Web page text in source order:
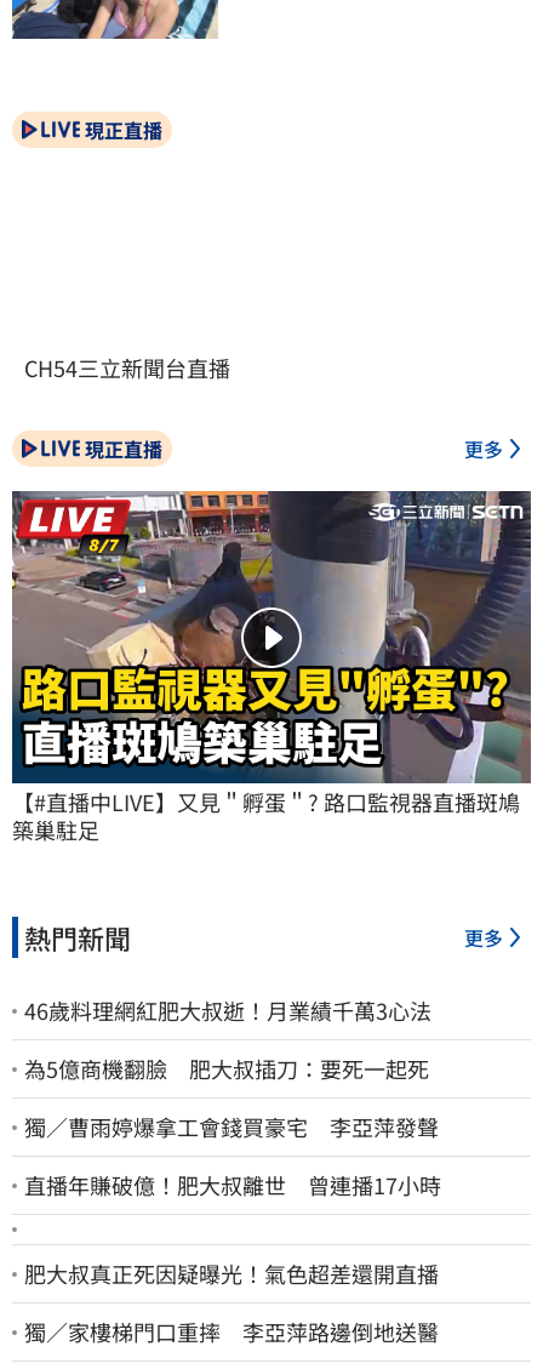
現正直播
CH54三立新聞台直播
現正直播 更多
【#直播中LIVE】又見＂孵蛋＂? 路口監視器直播斑鳩
築巢駐足
熱門新聞 更多
46歲料理網紅肥大叔逝！月業績千萬3心法
為5億商機翻臉 肥大叔插刀：要死一起死
獨／曹雨婷爆拿工會錢買豪宅 李亞萍發聲
直播年賺破億！肥大叔離世 曾連播17小時
肥大叔真正死因疑曝光！氣色超差還開直播
獨／家樓梯門口重摔 李亞萍路邊倒地送醫